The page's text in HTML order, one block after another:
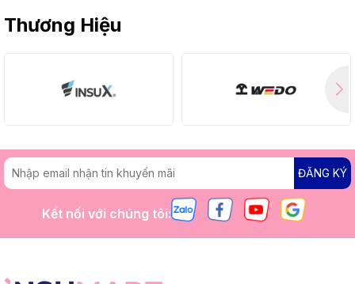
Thương Hiệu
ĐĂNG KÝ
Kết nối với chúng tôi: